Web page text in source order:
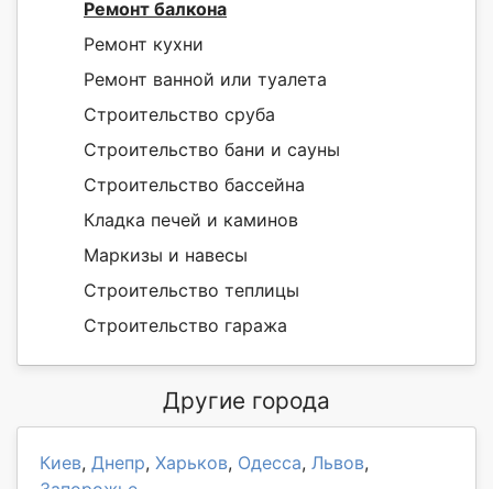
Ремонт балкона
Ремонт кухни
Ремонт ванной или туалета
Строительство сруба
Строительство бани и сауны
Строительство бассейна
Кладка печей и каминов
Маркизы и навесы
Строительство теплицы
Строительство гаража
Другие города
Киев, Днепр, Харьков, Одесса, Львов,